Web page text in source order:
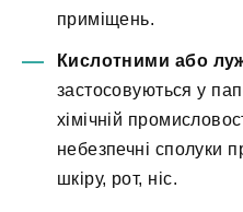
приміщень.
Кислотними або
застосовуються у
хімічній
небезпечні сполуки
шкіру, рот, ніс.